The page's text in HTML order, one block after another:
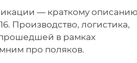
— краткому
Производство, логистика,
прошедшей в рамках
про поляков.